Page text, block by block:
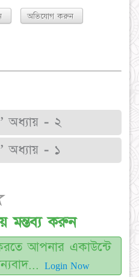
অভিযোগ করুন
অধ্যায় - ২
অধ্যায় - ১
মন্তব্য করুন
আপনার একাউন্টে
Login Now